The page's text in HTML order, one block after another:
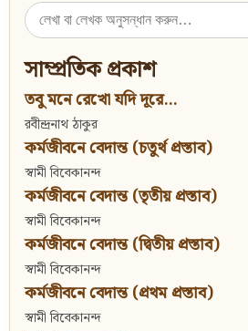
Search
for:
সাম্প্রতিক প্রকাশ
তবু মনে রেখো যদি দূরে...
রবীন্দ্রনাথ ঠাকুর
কর্মজীবনে বেদান্ত (চতুর্থ প্রস্তাব)
স্বামী বিবেকানন্দ
কর্মজীবনে বেদান্ত (তৃতীয় প্রস্তাব)
স্বামী বিবেকানন্দ
কর্মজীবনে বেদান্ত (দ্বিতীয় প্রস্তাব)
স্বামী বিবেকানন্দ
কর্মজীবনে বেদান্ত (প্রথম প্রস্তাব)
স্বামী বিবেকানন্দ